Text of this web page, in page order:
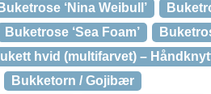
Buketrose ‘Nina Weibull’
Buketrose ‘Sea Foam’
hvid (multifarvet) –
Bukketorn / Gojibær